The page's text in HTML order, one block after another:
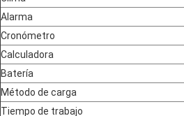
Alarma
Cronómetro
Calculadora
Batería
Método de carga
Tiempo de trabajo